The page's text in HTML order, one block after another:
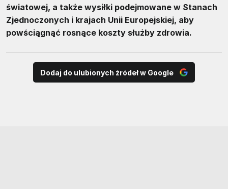
światowej, a także wysiłki podejmowane w Stanach
Zjednoczonych i krajach Unii Europejskiej, aby
powściągnąć rosnące koszty służby zdrowia.
Dodaj do ulubionych źródeł w Google